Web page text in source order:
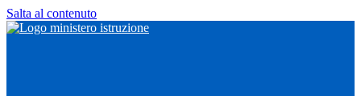
Salta al contenuto